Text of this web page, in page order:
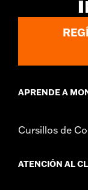
Importado.
APRENDE A
Cursillos de
ATENCIÓN AL